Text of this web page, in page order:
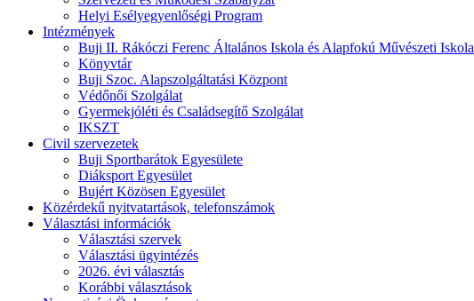
Helyi Esélyegyenlőségi Program
Intézmények
Buji II. Rákóczi Ferenc Általános Iskola és Alapfokú Művészeti Iskola
Könyvtár
Buji Szoc. Alapszolgáltatási Központ
Védőnői Szolgálat
Gyermekjóléti és Családsegítő Szolgálat
IKSZT
Civil szervezetek
Buji Sportbarátok Egyesülete
Diáksport Egyesület
Bujért Közösen Egyesület
Közérdekű nyitvatartások, telefonszámok
Választási információk
Választási szervek
Választási ügyintézés
2026. évi választás
Korábbi választások